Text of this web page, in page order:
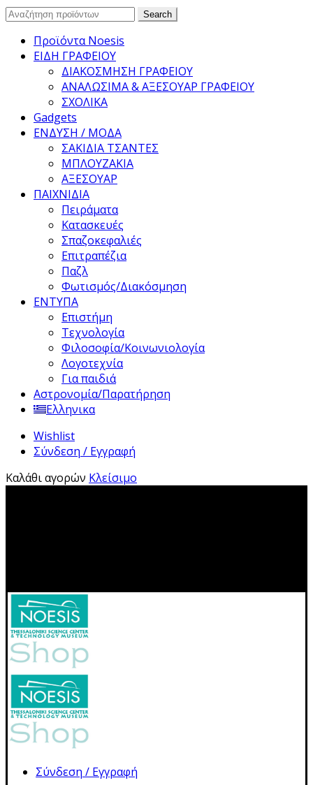
Search
Search
Προϊόντα Noesis
ΕΙΔΗ ΓΡΑΦΕΙΟΥ
ΔΙΑΚΟΣΜΗΣΗ ΓΡΑΦΕΙΟΥ
ΑΝΑΛΩΣΙΜΑ & ΑΞΕΣΟΥΑΡ ΓΡΑΦΕΙΟΥ
ΣΧΟΛΙΚΑ
Gadgets
ΕΝΔΥΣΗ / ΜΟΔΑ
ΣΑΚΙΔΙΑ ΤΣΑΝΤΕΣ
ΜΠΛΟΥΖΑΚΙΑ
ΑΞΕΣΟΥΑΡ
ΠΑΙΧΝΙΔΙΑ
Πειράματα
Κατασκευές
Σπαζοκεφαλιές
Επιτραπέζια
Παζλ
Φωτισμός/Διακόσμηση
ΕΝΤΥΠΑ
Επιστήμη
Τεχνολογία
Φιλοσοφία/Κοινωνιολογία
Λογοτεχνία
Για παιδιά
Αστρονομία/Παρατήρηση
Ελληνικα
Wishlist
Σύνδεση / Εγγραφή
Καλάθι αγορών Κλείσιμο
Σύνδεση / Εγγραφή